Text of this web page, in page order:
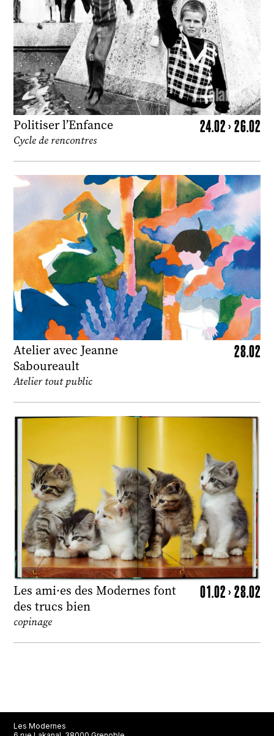
Politiser l’Enfance 24.02 > 26.02
Cycle de rencontres
Atelier avec Jeanne
Saboureault
28.02
Atelier tout public
Les ami·es des Modernes font
des trucs bien
01.02 > 28.02
copinage
Les Modernes